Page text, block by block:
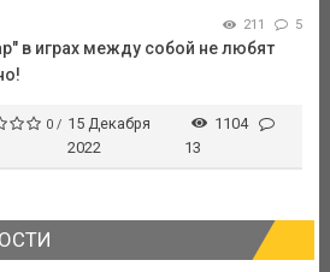
211 5
в играх между собой не любят
0 / 15 Декабря
2022
1104
13